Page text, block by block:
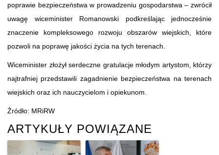
poprawie bezpieczeństwa w prowadzeniu gospodarstwa – zwrócił
uwagę wiceminister Romanowski podkreślając jednocześnie
znaczenie kompleksowego rozwoju obszarów wiejskich, które
pozwoli na poprawę jakości życia na tych terenach.
Wiceminister złożył serdeczne gratulacje młodym artystom, którzy
najtrafniej przedstawili zagadnienie bezpieczeństwa na terenach
wiejskich oraz ich nauczycielom i opiekunom.
Źródło: MRiRW
ARTYKUŁY POWIĄZANE